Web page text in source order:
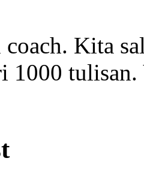
coach. Kita
1000 tulisan.